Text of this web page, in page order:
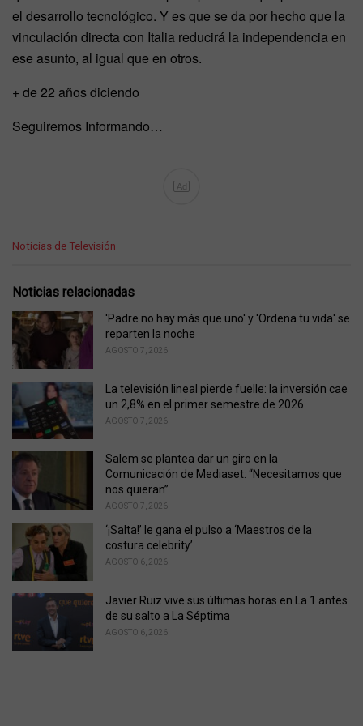
el desarrollo tecnológico. Y es que se da por hecho que la
vinculación directa con Italia reducirá la independencia en
ese asunto, al igual que en otros.
+ de 22 años diciendo
Seguiremos Informando…
Ad
C
e
o
r
i
Noticias de Televisión
Noticias relacionadas
'Padre no hay más que uno' y 'Ordena tu vida' se
reparten la noche
AGOSTO 7, 2026
La televisión lineal pierde fuelle: la inversión cae
un 2,8% en el primer semestre de 2026
AGOSTO 7, 2026
Salem se plantea dar un giro en la
Comunicación de Mediaset: “Necesitamos que
nos quieran”
AGOSTO 7, 2026
‘¡Salta!’ le gana el pulso a ‘Maestros de la
costura celebrity’
AGOSTO 6, 2026
Javier Ruiz vive sus últimas horas en La 1 antes
de su salto a La Séptima
AGOSTO 6, 2026